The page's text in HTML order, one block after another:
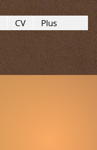
CV Plus